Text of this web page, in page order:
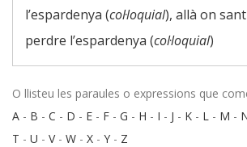
l’espardenya (col·loquial), allà on
perdre l’espardenya (col·loquial)
O llisteu les paraules o expressions que
A - B - C - D - E - F - G - H - I - J - K - L - M -
T - U - V- W - X - Y - Z